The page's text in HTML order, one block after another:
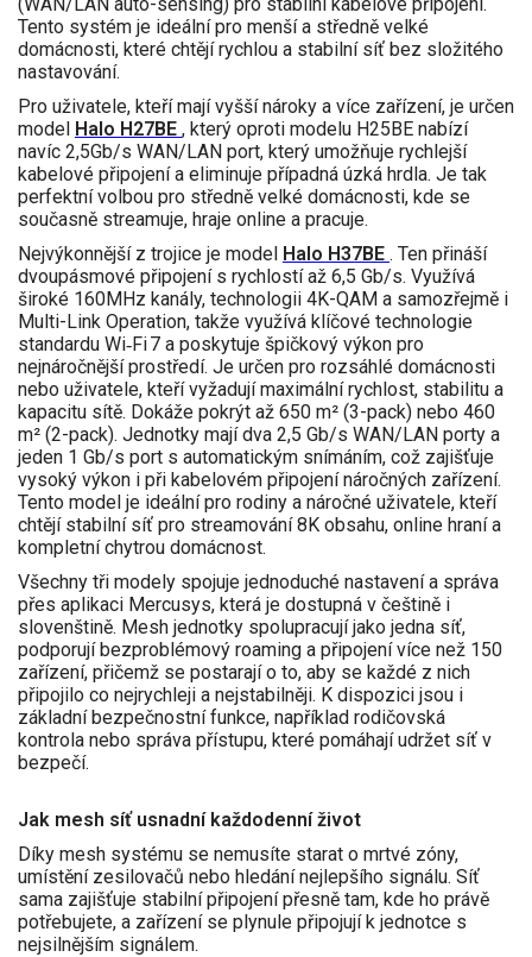
Tento systém je ideální pro menší a středně velké
domácnosti, které chtějí rychlou a stabilní síť bez složitého
nastavování.
Pro uživatele, kteří mají vyšší nároky a více zařízení, je určen
model Halo H27BE , který oproti modelu H25BE nabízí
navíc 2,5Gb/s WAN/LAN port, který umožňuje rychlejší
kabelové připojení a eliminuje případná úzká hrdla. Je tak
perfektní volbou pro středně velké domácnosti, kde se
současně streamuje, hraje online a pracuje.
Nejvýkonnější z trojice je model Halo H37BE . Ten přináší
dvoupásmové připojení s rychlostí až 6,5 Gb/s. Využívá
široké 160MHz kanály, technologii 4K-QAM a samozřejmě i
Multi-Link Operation, takže využívá klíčové technologie
standardu Wi‑Fi 7 a poskytuje špičkový výkon pro
nejnáročnější prostředí. Je určen pro rozsáhlé domácnosti
nebo uživatele, kteří vyžadují maximální rychlost, stabilitu a
kapacitu sítě. Dokáže pokrýt až 650 m² (3-pack) nebo 460
m² (2-pack). Jednotky mají dva 2,5 Gb/s WAN/LAN porty a
jeden 1 Gb/s port s automatickým snímáním, což zajišťuje
vysoký výkon i při kabelovém připojení náročných zařízení.
Tento model je ideální pro rodiny a náročné uživatele, kteří
chtějí stabilní síť pro streamování 8K obsahu, online hraní a
kompletní chytrou domácnost.
Všechny tři modely spojuje jednoduché nastavení a správa
přes aplikaci Mercusys, která je dostupná v češtině i
slovenštině. Mesh jednotky spolupracují jako jedna síť,
podporují bezproblémový roaming a připojení více než 150
zařízení, přičemž se postarají o to, aby se každé z nich
připojilo co nejrychleji a nejstabilněji. K dispozici jsou i
základní bezpečnostní funkce, například rodičovská
kontrola nebo správa přístupu, které pomáhají udržet síť v
bezpečí.
Jak mesh síť usnadní každodenní život
Díky mesh systému se nemusíte starat o mrtvé zóny,
umístění zesilovačů nebo hledání nejlepšího signálu. Síť
sama zajišťuje stabilní připojení přesně tam, kde ho právě
potřebujete, a zařízení se plynule připojují k jednotce s
nejsilnějším signálem.